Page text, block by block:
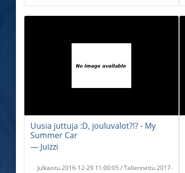
Uusia juttuja :D, jouluvalot?!? - My
Summer Car
― Juizzi
Julkaistu 2016-12-29 11:00:05 / Tallennettu 2017-